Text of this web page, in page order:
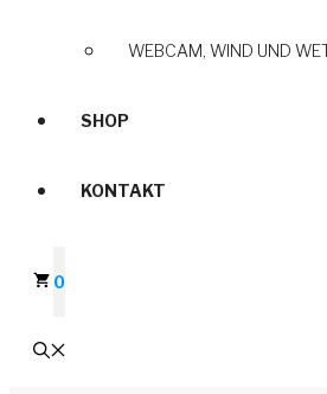
WEBCAM, WIND UND
SHOP
KONTAKT
0